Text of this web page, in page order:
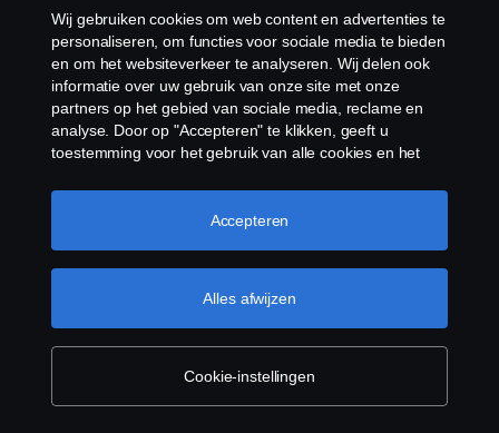
volgen en te monitoren.
Scania voertuigen en de gegevens ontvangen voor
hetzelfde grotere plaatje.
Wij gebruiken cookies om web content en advertenties te
personaliseren, om functies voor sociale media te bieden
en om het websiteverkeer te analyseren. Wij delen ook
informatie over uw gebruik van onze site met onze
partners op het gebied van sociale media, reclame en
analyse. Door op "Accepteren" te klikken, geeft u
toestemming voor het gebruik van alle cookies en het
door op "Cookie Instellingen" te klikken en de
categorieën te selecteren die u wilt accepteren. Voor een
Meer informatie over uw privacy
Cookie-instellingen
Alles afwijzen
Accepteren